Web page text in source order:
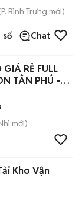
P. Bình Trưng mới)
số Chat
RẺ FULL
TÂN PHÚ -
mới)
Kho Vận